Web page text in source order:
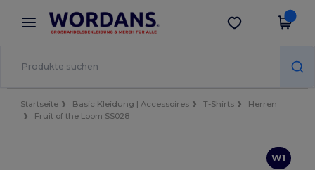
× Wordans App
Bessere Preise in der App!
App holen
Startseite Basic Kleidung | Accessoires T-Shirts
Herren
Fruit of the Loom SS028
W1